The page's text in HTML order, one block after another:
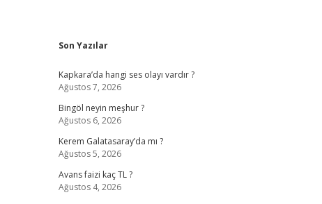
Sidebar
Son Yazılar
Kapkara’da hangi ses olayı vardır ?
Ağustos 7, 2026
Bingöl neyin meşhur ?
Ağustos 6, 2026
Kerem Galatasaray’da mı ?
Ağustos 5, 2026
Avans faizi kaç TL ?
Ağustos 4, 2026